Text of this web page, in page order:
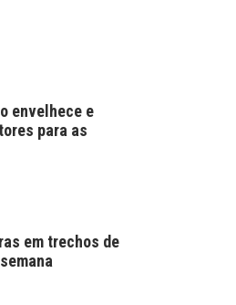
envelhece e
para as
em trechos de